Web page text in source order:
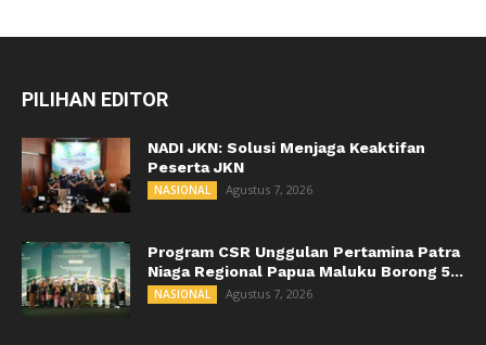
PILIHAN EDITOR
NADI JKN: Solusi Menjaga Keaktifan
Peserta JKN
NASIONAL Agustus 7, 2026
Program CSR Unggulan Pertamina Patra
Niaga Regional Papua Maluku Borong 5...
NASIONAL Agustus 7, 2026